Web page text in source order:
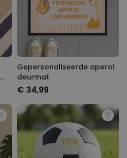
Gepersonaliseerde aperol
deurmat
€ 34,99